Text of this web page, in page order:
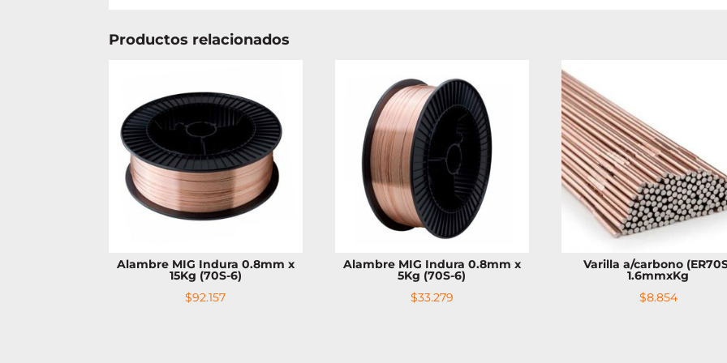
Productos relacionados
Alambre MIG Indura 0.8mm x
15Kg (70S-6)
$92.157
Alambre MIG Indura 0.8mm x
5Kg (70S-6)
$33.279
Varilla a/carbono
1.6mmxKg
$8.854